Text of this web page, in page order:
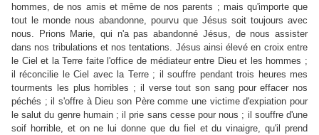
hommes, de nos amis et même de nos parents ; mais qu'importe que
tout le monde nous abandonne, pourvu que Jésus soit toujours avec
nous. Prions Marie, qui n'a pas abandonné Jésus, de nous assister
dans nos tribulations et nos tentations. Jésus ainsi élevé en croix entre
le Ciel et la Terre faite l'office de médiateur entre Dieu et les hommes ;
il réconcilie le Ciel avec la Terre ; il souffre pendant trois heures mes
tourments les plus horribles ; il verse tout son sang pour effacer nos
péchés ; il s'offre à Dieu son Père comme une victime d'expiation pour
le salut du genre humain ; il prie sans cesse pour nous ; il souffre d'une
soif horrible, et on ne lui donne que du fiel et du vinaigre, qu'il prend